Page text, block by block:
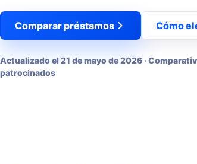
Comparar préstamos Cómo
Actualizado el21 de mayo de 2026 ·
patrocinados